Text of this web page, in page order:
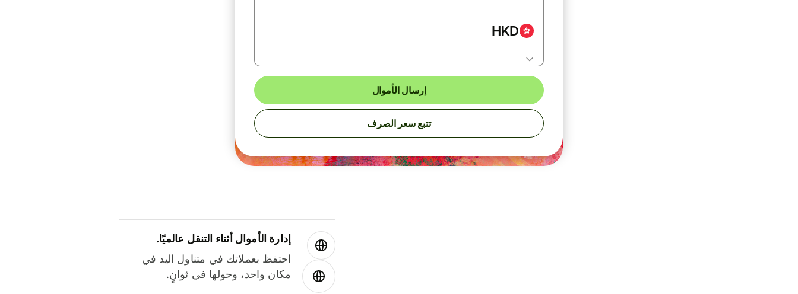
HKD
إرسال الأموال
تتبع سعر الصرف
إدارة الأموال أثناء التنقل عالميًا.
احتفظ بعملاتك في متناول اليد في
مكان واحد، وحولها في ثوانٍ.